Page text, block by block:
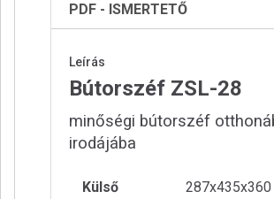
PDF - ISMERTETŐ
Leírás
Bútorszéf ZSL-28
minőségi bútorszéf
irodájába
Külső
287x435x360